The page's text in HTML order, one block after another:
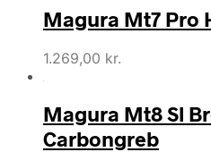
Magura Mt7 Pro
1.269,00 kr.
Magura Mt8 Sl
Carbongreb